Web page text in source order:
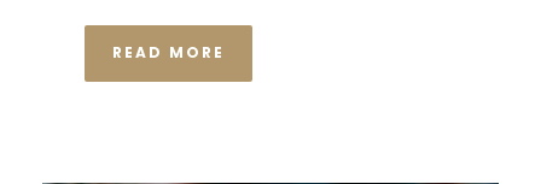
READ MORE